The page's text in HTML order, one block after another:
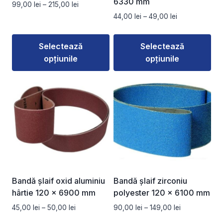
99,00 lei – 215,00 lei
99,00 lei
până
Selectează
opțiunile
produs
are
mai
multe
variații.
fi
alese
pagina
44,00 lei – 49,00 lei
prețuri:
44,00 lei
până
Selectează
opțiunile
produs
are
mai
multe
variații.
Opțiunile
fi
alese
pagina
Bandă șlaif oxid aluminiu
hârtie 120 x 6900 mm
45,00 lei – 50,00 lei
Bandă șlaif zirconiu
polyester 120 x 6100 mm
90,00 lei – 149,00 lei